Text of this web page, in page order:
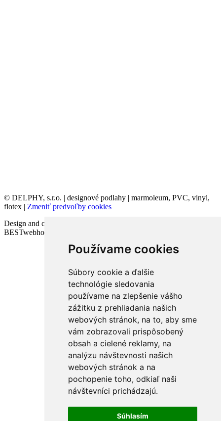
Používame cookies
Súbory cookie a ďalšie
technológie sledovania
používame na zlepšenie vášho
zážitku z prehliadania našich
webových stránok, na to, aby sme
vám zobrazovali prispôsobený
obsah a cielené reklamy, na
analýzu návštevnosti našich
webových stránok a na
pochopenie toho, odkiaľ naši
návštevníci prichádzajú.
Súhlasím
© DELPHY, s.r.o. | designové podlahy | marmoleum, PVC, vinyl,
flotex | Zmeniť predvoľby cookies
Design and code VICTORY-media.sk | Webhosting
BESTwebhosting.sk | 12.11.2025